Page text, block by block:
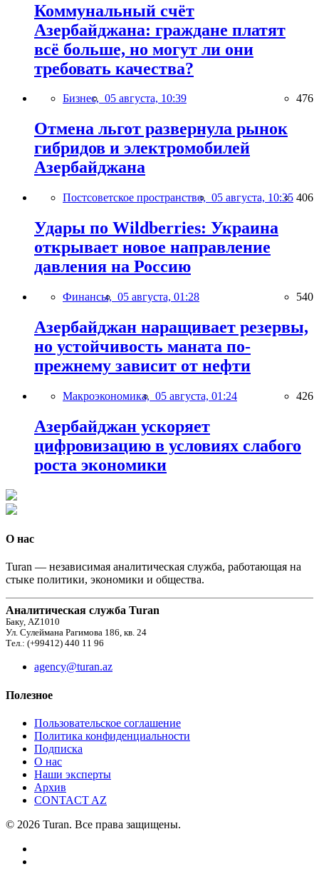
Коммунальный счёт
Азербайджана: граждане платят
всё больше, но могут ли они
требовать качества?
Бизнес, 05 августа, 10:39 476
Отмена льгот развернула рынок
гибридов и электромобилей
Азербайджана
Постсоветское пространство, 05 августа, 10:35 406
Удары по Wildberries: Украина
открывает новое направление
давления на Россию
Финансы, 05 августа, 01:28 540
Азербайджан наращивает резервы,
но устойчивость маната по-
прежнему зависит от нефти
Макроэкономика, 05 августа, 01:24 426
Азербайджан ускоряет
цифровизацию в условиях слабого
роста экономики
О нас
Turan — независимая аналитическая служба, работающая на
стыке политики, экономики и общества.
Аналитическая служба Turan
Баку, AZ1010
Ул. Сулеймана Рагимова 186, кв. 24
Тел.: (+99412) 440 11 96
agency@turan.az
Полезное
Пользовательское соглашение
Политика конфиденциальности
Подписка
О нас
Наши эксперты
Архив
CONTACT AZ
© 2026 Turan. Все права защищены.